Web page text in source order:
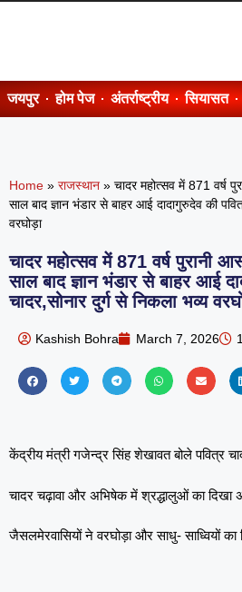
जयपुर होम पेज अंतर्राष्ट्रीय सियासत
Home » राजस्थान » चादर महोत्सव में 871 वर्ष
साल बाद ज्ञान भंडार से बाहर आई दादागुरुदेव की
वरघोड़ा
चादर महोत्सव में 871 वर्ष पुरानी
साल बाद ज्ञान भंडार से बाहर आई
चादर,सोनार दुर्ग से निकला भव्य
Kashish Bohra March 7, 2026
केंद्रीय मंत्री गजेन्द्र सिंह शेखावत बोले पवित्र
⁠चादर चढ़ावा और अभिषेक में श्रद्धालुओं का दिखा
जैसलमेरवासियों ने वरघोड़ा और साधु- साध्वियों